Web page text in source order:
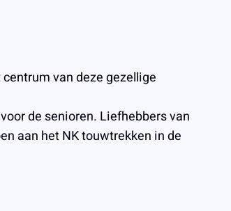
van deze gezellige
de senioren. Liefhebbers van
aan het NK touwtrekken in de